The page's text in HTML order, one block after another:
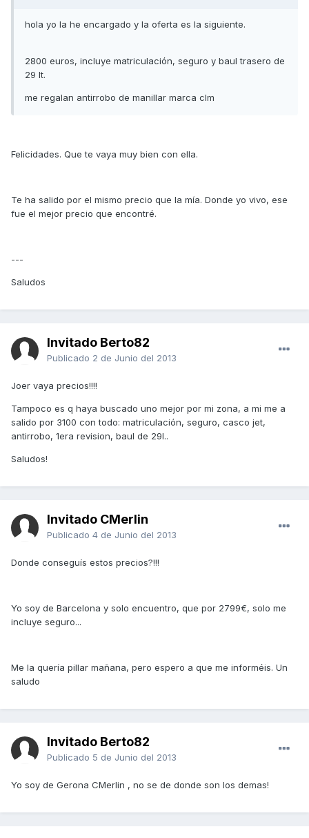
hola yo la he encargado y la oferta es la siguiente.
2800 euros, incluye matriculación, seguro y baul trasero de
29 lt.
me regalan antirrobo de manillar marca clm
Felicidades. Que te vaya muy bien con ella.
Te ha salido por el mismo precio que la mía. Donde yo vivo, ese
fue el mejor precio que encontré.
---
Saludos
Invitado Berto82
Publicado 2 de Junio del 2013
Joer vaya precios!!!!
Tampoco es q haya buscado uno mejor por mi zona, a mi me a
salido por 3100 con todo: matriculación, seguro, casco jet,
antirrobo, 1era revision, baul de 29l..
Saludos!
Invitado CMerlin
Publicado 4 de Junio del 2013
Donde conseguís estos precios?!!!
Yo soy de Barcelona y solo encuentro, que por 2799€, solo me
incluye seguro...
Me la quería pillar mañana, pero espero a que me informéis. Un
saludo
Invitado Berto82
Publicado 5 de Junio del 2013
Yo soy de Gerona CMerlin , no se de donde son los demas!